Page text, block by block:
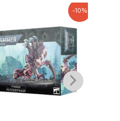
-10%
était :
50,00 €.
actuel
est :
45,00 €.